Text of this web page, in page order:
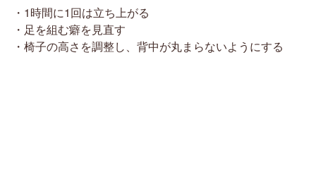
・1時間に1回は立ち上がる
・足を組む癖を見直す
・椅子の高さを調整し、背中が丸まらないようにする